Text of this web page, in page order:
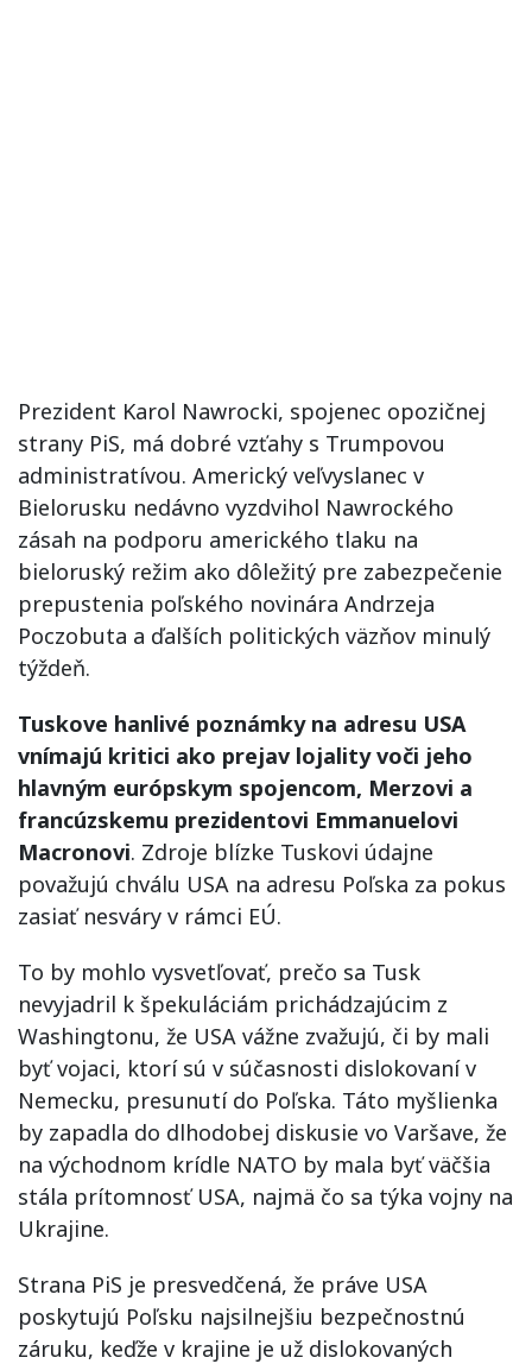
Prezident Karol Nawrocki, spojenec opozičnej
strany PiS, má dobré vzťahy s Trumpovou
administratívou. Americký veľvyslanec v
Bielorusku nedávno vyzdvihol Nawrockého
zásah na podporu amerického tlaku na
bieloruský režim ako dôležitý pre zabezpečenie
prepustenia poľského novinára Andrzeja
Poczobuta a ďalších politických väzňov minulý
týždeň.
Tuskove hanlivé poznámky na adresu USA
vnímajú kritici ako prejav lojality voči jeho
hlavným európskym spojencom, Merzovi a
francúzskemu prezidentovi Emmanuelovi
Macronovi. Zdroje blízke Tuskovi údajne
považujú chválu USA na adresu Poľska za pokus
zasiať nesváry v rámci EÚ.
To by mohlo vysvetľovať, prečo sa Tusk
nevyjadril k špekuláciám prichádzajúcim z
Washingtonu, že USA vážne zvažujú, či by mali
byť vojaci, ktorí sú v súčasnosti dislokovaní v
Nemecku, presunutí do Poľska. Táto myšlienka
by zapadla do dlhodobej diskusie vo Varšave, že
na východnom krídle NATO by mala byť väčšia
stála prítomnosť USA, najmä čo sa týka vojny na
Ukrajine.
Strana PiS je presvedčená, že práve USA
poskytujú Poľsku najsilnejšiu bezpečnostnú
záruku, keďže v krajine je už dislokovaných